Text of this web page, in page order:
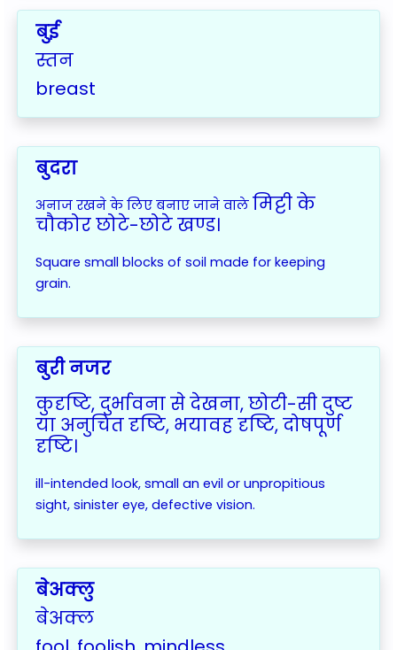
बुई
स्तन
breast
बुदरा
अनाज रखने के लिए बनाए जाने वाले मिट्टी के
चौकोर छोटे-छोटे खण्ड।
Square small blocks of soil made for keeping
grain.
बुरी नजर
कुदृष्टि, दुर्भावना से देखना, छोटी-सी दुष्ट
या अनुचित दृष्टि, भयावह दृष्टि, दोषपूर्ण
दृष्टि।
ill-intended look, small an evil or unpropitious
sight, sinister eye, defective vision.
बेअक्लु
बेअक्ल